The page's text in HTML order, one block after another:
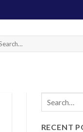
RECENT